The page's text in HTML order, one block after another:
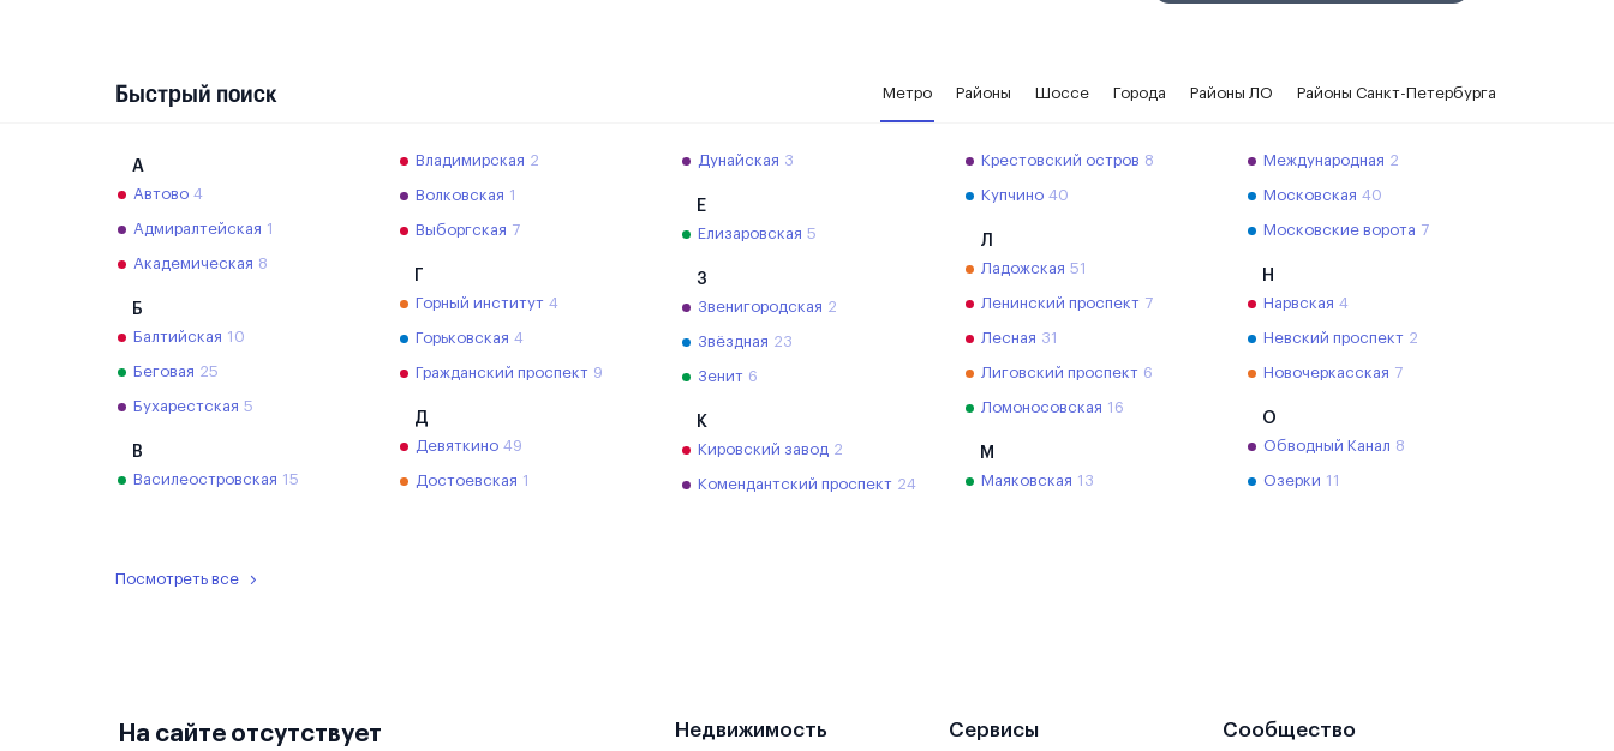
Быстрый поиск Метро Районы Шоссе Города Районы ЛО Районы Санкт-Петербурга
А
Автово 4
Адмиралтейская 1
Академическая 8
Б
Балтийская 10
Беговая 25
Бухарестская 5
В
Василеостровская 15
Владимирская 2
Волковская 1
Выборгская 7
Горный институт 4
Горьковская 4
Гражданский проспект 9
Д
Девяткино 49
Достоевская 1
Дунайская 3
Е
Елизаровская 5
З
Звенигородская 2
Звёздная 23
Зенит 6
К
Кировский завод 2
Комендантский проспект 24
Крестовский остров 8
Купчино 40
Л
Ладожская 51
Ленинский проспект 7
Лесная 31
Лиговский проспект 6
Ломоносовская 16
М
Маяковская 13
Международная 2
Московская 40
Московские ворота 7
Н
Нарвская 4
Невский проспект 2
Новочеркасская 7
О
Обводный Канал 8
Озерки 11
Посмотреть все
На сайте отсутствует
Недвижимость Сервисы Сообщество